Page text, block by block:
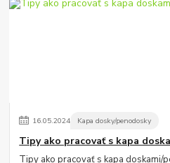
16.05.2024 Kapa dosky/penodosky
Tipy ako pracovať s kapa
Tipy ako pracovať s kapa doskami/